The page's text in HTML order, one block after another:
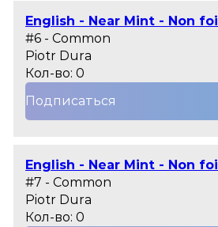
English - Near Mint - Non foil
#6 - Common
Piotr Dura
Кол-во: 0
Подписаться
English - Near Mint - Non foil
#7 - Common
Piotr Dura
Кол-во: 0